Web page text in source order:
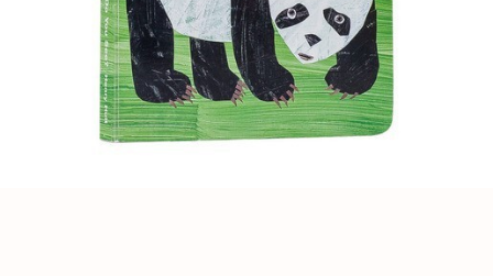
SMILE ENGLISH
SCHOOL
откройте для себя новый уровень
владения английским!